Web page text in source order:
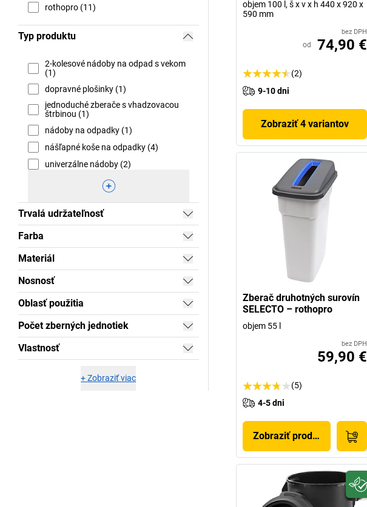
rothopro (11)
Typ produktu
2-kolesové nádoby na odpad s vekom
(1)
dopravné plošinky (1)
jednoduché zberače s vhadzovacou
štrbinou (1)
nádoby na odpadky (1)
nášľapné koše na odpadky (4)
univerzálne nádoby (2)
Trvalá udržateľnosť
Farba
Materiál
Nosnosť
Oblasť použitia
Počet zberných jednotiek
Vlastnosť
+Zobraziť viac
objem 100 l, š x v x h 440 x 920 x
590 mm
bez DPH
od 74,90 €
(2)
9-10 dni
Zobraziť 4 variantov
Zberač druhotných surovín
SELECTO – rothopro
objem 55 l
bez DPH
59,90 €
(5)
4-5 dni
Zobraziť produkt